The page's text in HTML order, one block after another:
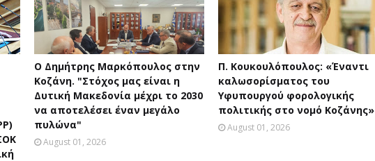
Ο Δημήτρης Μαρκόπουλος στην
Κοζάνη. "Στόχος μας είναι η
Δυτική Μακεδονία μέχρι το 2030
να αποτελέσει έναν μεγάλο
πυλώνα"
August 01, 2026
Π. Κουκουλόπουλος: «Έναντι
καλωσορίσματος του
Υφυπουργού φορολογικής
πολιτικής στο νομό Κοζάνης»
August 01, 2026